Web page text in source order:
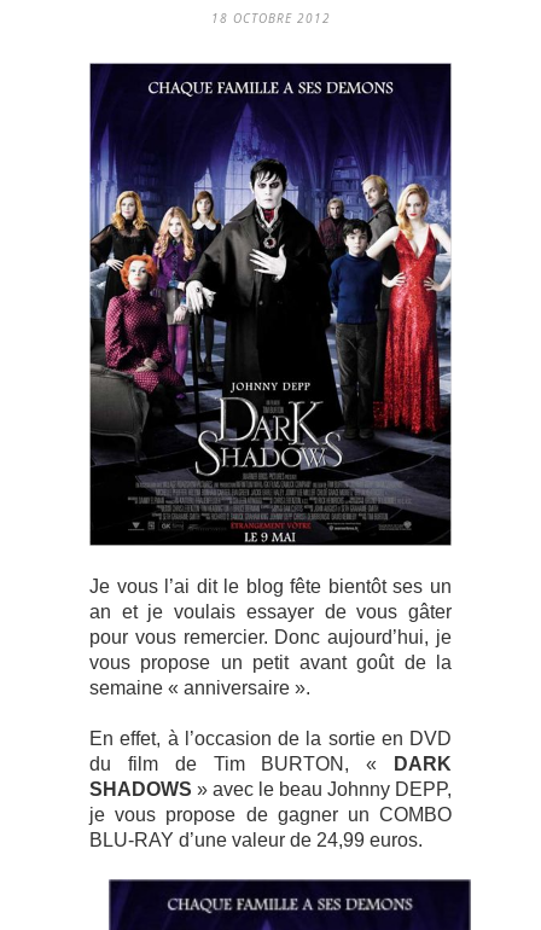
18 OCTOBRE 2012
Je vous l’ai dit le blog fête bientôt ses un
an et je voulais essayer de vous gâter
pour vous remercier. Donc aujourd’hui, je
vous propose un petit avant goût de la
semaine « anniversaire ».
En effet, à l’occasion de la sortie en DVD
du film de Tim BURTON, «
DARK
SHADOWS » avec le beau Johnny DEPP,
je vous propose de gagner un COMBO
BLU-RAY d’une valeur de 24,99 euros.